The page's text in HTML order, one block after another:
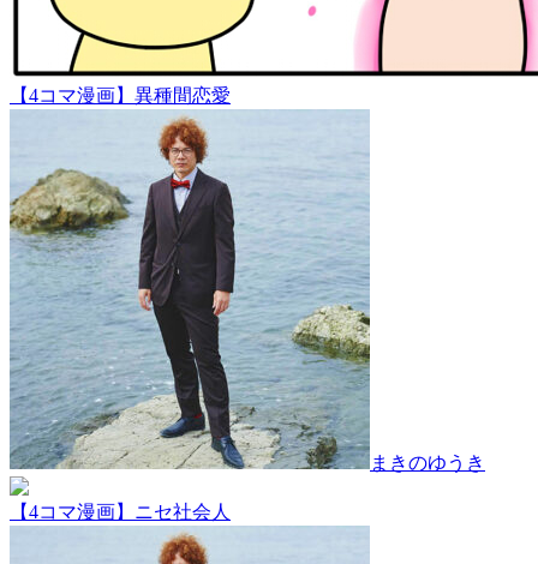
【4コマ漫画】異種間恋愛
まきのゆうき
【4コマ漫画】ニセ社会人